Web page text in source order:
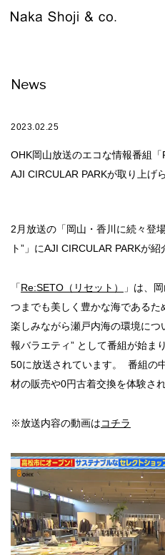
About
Business
Works
Sustainability
Company
News
Recruit
News
2023.02.25
OHK岡山放送のエコな情報番組
AJI CIRCULAR PARKが取り上げ
2月放送の「岡山・香川に続々登
ト”」にAJI CIRCULAR PARKが紹
「Re:SETO（リセット）
」は、
つまでも美しく豊かな海である
楽しみながら瀬戸内海の環境に
報バラエティ” として番組が始ま
50に放送されています。 番組の
材の販売や0円古着交換を体験され
※放送内容の動画はコチラ